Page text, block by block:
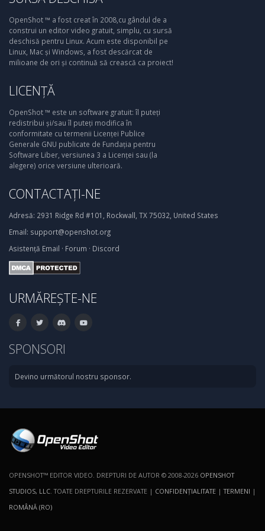
OpenShot ™ a fost creat în 2008,cu gândul de a
construi un editor video gratuit, simplu, cu sursă
deschisă pentru Linux. Acum este disponibil pe
Linux, Mac și Windows, a fost descărcat de
milioane de ori și continuă să crească ca proiect!
LICENȚĂ
OpenShot ™ este un software gratuit: îl puteți
redistribui și/sau îl puteți modifica în
conformitate cu termenii Licenței Publice
Generale GNU publicate de Fundația pentru
Software Liber, versiunea 3 a Licenței sau (la
alegere) orice versiune ulterioară.
CONTACTAȚI-NE
Adresă: 2931 Ridge Rd #101, Rockwall, TX 75032, United States
Email: support@openshot.org
Asistență Email · Forum · Discord
URMĂREȘTE-NE
SPONSORI
Devino următorul nostru sponsor.
OPENSHOT™ EDITOR VIDEO. DREPTURI DE AUTOR © 2008-2026 OPENSHOT
STUDIOS, LLC . TOATE DREPTURILE REZERVATE | CONFIDENŢIALITATE |TERMENI |
ROMÂNĂ (RO)